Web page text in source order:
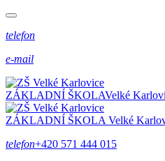
telefon
e-mail
ZÁKLADNÍ ŠKOLAVelké
ZÁKLADNÍ ŠKOLA Velké
telefon+420 571 444 015